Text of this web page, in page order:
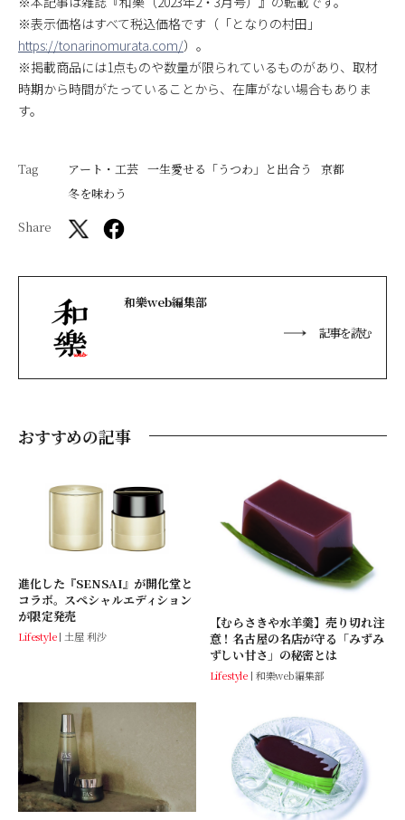
※表示価格はすべて税込価格です（「となりの村田」
https://tonarinomurata.com/）。
※掲載商品には1点ものや数量が限られているものがあり、取材
時期から時間がたっていることから、在庫がない場合もありま
す。
Tag アート・工芸 一生愛せる「うつわ」と出合う
京都
冬を味わう
Share
和樂web編集部
記事を読む
おすすめの記事
進化した『SENSAI』が開化堂と
コラボ。スペシャルエディション
が限定発売
Lifestyle 土屋 利沙
【むらさきや水羊羹】売り切れ注
意！名古屋の名店が守る「みずみ
ずしい甘さ」の秘密とは
Lifestyle 和樂web編集部